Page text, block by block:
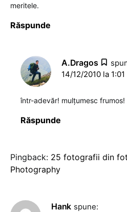
meritele.
Răspunde
A.Dragos
14/12/2010 la 1:01
într-adevăr! mulţumesc frumos!
Răspunde
Pingback: 25 fotografii din
Photography
Hank spune: